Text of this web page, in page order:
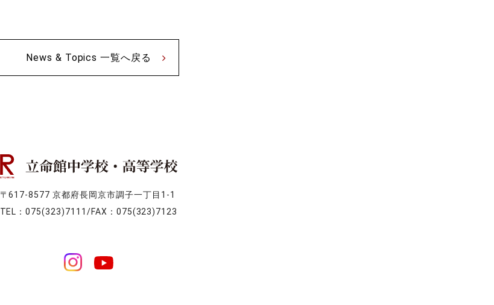
News & Topics 一覧へ戻る
〒617-8577 京都府長岡京市調子一丁目1-1
TEL：075(323)7111/FAX：075(323)7123